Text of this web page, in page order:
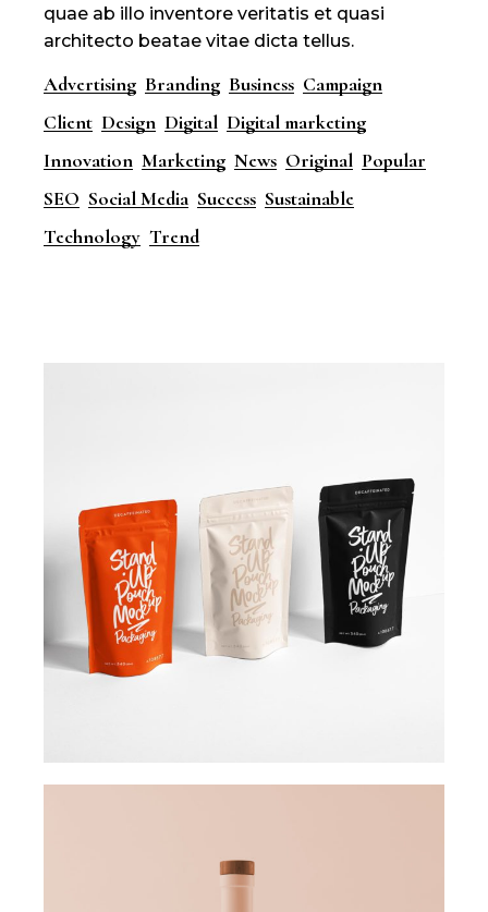
quae ab illo inventore veritatis et quasi
architecto beatae vitae dicta tellus.
Advertising Branding Business Campaign
Client Design Digital Digital marketing
Innovation Marketing News Original Popular
SEO Social Media Success Sustainable
Technology Trend